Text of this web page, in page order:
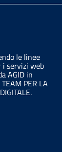
le linee
i servizi web
AGID in
PER LA